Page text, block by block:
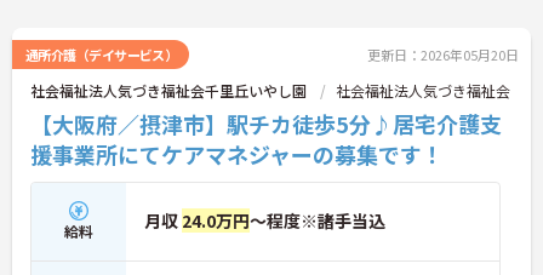
通所介護（デイサービス） 更新日：2026年05月20日
社会福祉法人気づき福祉会千里丘いやし園 社会福祉法人気づき福祉会
【大阪府／摂津市】駅チカ徒歩5分♪居宅介護支
援事業所にてケアマネジャーの募集です！
給料 月収 24.0万円～程度※諸手当込